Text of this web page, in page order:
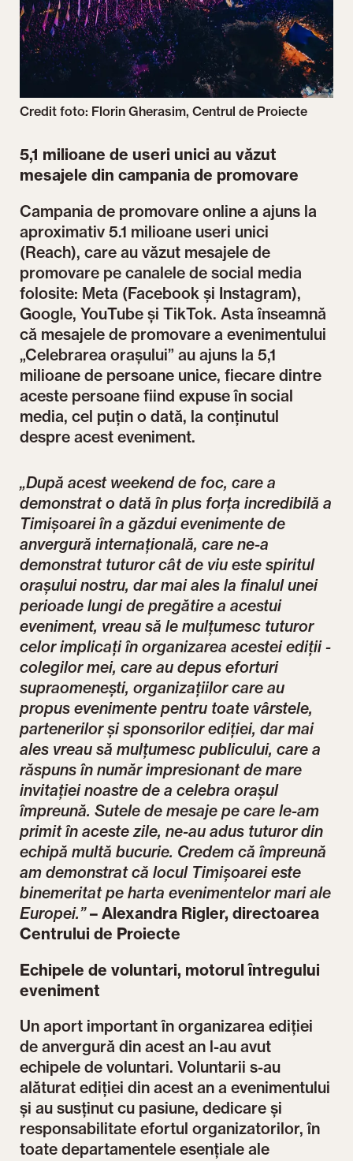
Credit foto: Florin Gherasim, Centrul de Proiecte
5,1 milioane de useri unici au văzut
mesajele din campania de promovare
Campania de promovare online a ajuns la
aproximativ 5.1 milioane useri unici
(Reach), care au văzut mesajele de
promovare pe canalele de social media
folosite: Meta (Facebook și Instagram),
Google, YouTube și TikTok. Asta înseamnă
că mesajele de promovare a evenimentului
„Celebrarea orașului” au ajuns la 5,1
milioane de persoane unice, fiecare dintre
aceste persoane fiind expuse în social
media, cel puțin o dată, la conținutul
despre acest eveniment.
„După acest weekend de foc, care a
demonstrat o dată în plus forța incredibilă a
Timișoarei în a găzdui evenimente de
anvergură internațională, care ne-a
demonstrat tuturor cât de viu este spiritul
orașului nostru, dar mai ales la finalul unei
perioade lungi de pregătire a acestui
eveniment, vreau să le mulțumesc tuturor
celor implicați în organizarea acestei ediții -
colegilor mei, care au depus eforturi
supraomenești, organizațiilor care au
propus evenimente pentru toate vârstele,
partenerilor și sponsorilor ediției, dar mai
ales vreau să mulțumesc publicului, care a
răspuns în număr impresionant de mare
invitației noastre de a celebra orașul
împreună. Sutele de mesaje pe care le-am
primit în aceste zile, ne-au adus tuturor din
echipă multă bucurie. Credem că împreună
am demonstrat că locul Timișoarei este
binemeritat pe harta evenimentelor mari ale
Europei.” – Alexandra Rigler, directoarea
Centrului de Proiecte
Echipele de voluntari, motorul întregului
eveniment
Un aport important în organizarea ediției
de anvergură din acest an l-au avut
echipele de voluntari. Voluntarii s-au
alăturat ediției din acest an a evenimentului
și au susținut cu pasiune, dedicare și
responsabilitate efortul organizatorilor, în
toate departamentele esențiale ale